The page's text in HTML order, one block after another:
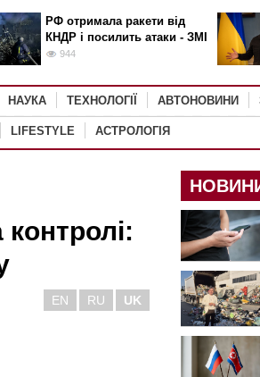
РФ отримала ракети від
КНДР і посилить атаки - ЗМІ
944
НАУКА ТЕХНОЛОГІЇ АВТОНОВИНИ
LIFESTYLE АСТРОЛОГІЯ
EN RU UK